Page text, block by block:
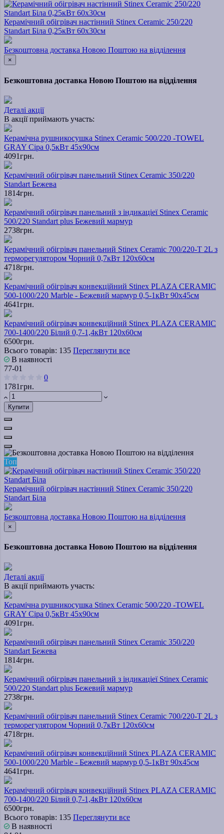
Керамічний обігрівач настінний Stinex Ceramic 250/220
Standart Біла 0,25кВт 60х30см
Безкоштовна доставка Новою Поштою на відділення
×
Безкоштовна доставка Новою Поштою на відділення
Деталі акції
В акції приймають участь:
Керамічна рушникосушка Stinex Ceramic 500/220 -TOWEL
GRAY Сіра 0,5кВт 45х90см
4091грн.
Керамічний обігрівач панельний Stinex Ceramic 350/220
Standart Бежева
1814грн.
Керамічний обігрівач панельний з індикаціеї Stinex Ceramic
500/220 Standart plus Бежевий мармур
2738грн.
Керамічний обігрівач панельний Stinex Ceramic 700/220-T 2L з
терморегулятором Чорний 0,7кВт 120х60см
4718грн.
Керамічний обігрівач конвекційний Stinex PLAZA CERAMIC
500-1000/220 Marble - Бежевий мармур 0,5-1кВт 90х45см
4641грн.
Керамічний обігрівач конвекційний Stinex PLAZA CERAMIC
700-1400/220 Білий 0,7-1,4кВт 120х60см
6500грн.
Всього товарів: 135 Переглянути все
В наявності
77-01
0
1781грн.
Купити
Топ
Керамічний обігрівач настінний Stinex Ceramic 350/220
Standart Біла
Безкоштовна доставка Новою Поштою на відділення
×
Безкоштовна доставка Новою Поштою на відділення
Деталі акції
В акції приймають участь:
Керамічна рушникосушка Stinex Ceramic 500/220 -TOWEL
GRAY Сіра 0,5кВт 45х90см
4091грн.
Керамічний обігрівач панельний Stinex Ceramic 350/220
Standart Бежева
1814грн.
Керамічний обігрівач панельний з індикаціеї Stinex Ceramic
500/220 Standart plus Бежевий мармур
2738грн.
Керамічний обігрівач панельний Stinex Ceramic 700/220-T 2L з
терморегулятором Чорний 0,7кВт 120х60см
4718грн.
Керамічний обігрівач конвекційний Stinex PLAZA CERAMIC
500-1000/220 Marble - Бежевий мармур 0,5-1кВт 90х45см
4641грн.
Керамічний обігрівач конвекційний Stinex PLAZA CERAMIC
700-1400/220 Білий 0,7-1,4кВт 120х60см
6500грн.
Всього товарів: 135 Переглянути все
В наявності